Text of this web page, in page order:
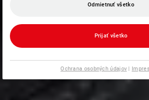
Odmietnuť všetko
Prijať všetko
Ochrana osobných údajov |